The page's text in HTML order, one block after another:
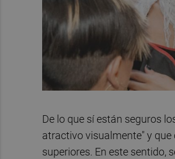
De lo que sí están seguros
atractivo visualmente" y
superiores. En este sentido,